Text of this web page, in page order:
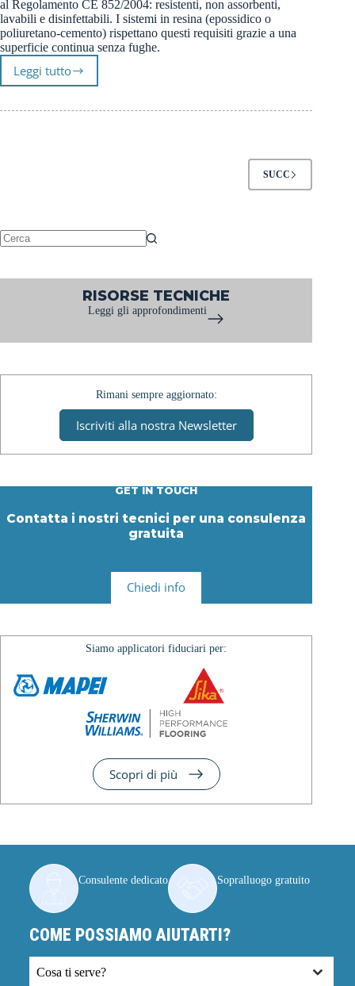
al Regolamento CE 852/2004: resistenti, non assorbenti,
lavabili e disinfettabili. I sistemi in resina (epossidico o
poliuretano-cemento) rispettano questi requisiti grazie a una
superficie continua senza fughe.
Leggi tuttoPavimenti
resina
SUCC
RISORSE TECNICHE
Leggi gli approfondimenti
Rimani sempre aggiornato:
Iscriviti alla nostra Newsletter
GET IN TOUCH
Contatta i nostri tecnici per una consulenza
gratuita
Chiedi info
Siamo applicatori fiduciari per:
Scopri di più
Consulente dedicato Sopralluogo gratuito
COME POSSIAMO AIUTARTI?
Cosa ti serve?